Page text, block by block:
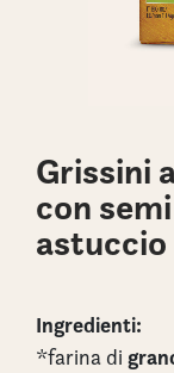
Grissini
con
astuccio
Ingredienti:
*farina di